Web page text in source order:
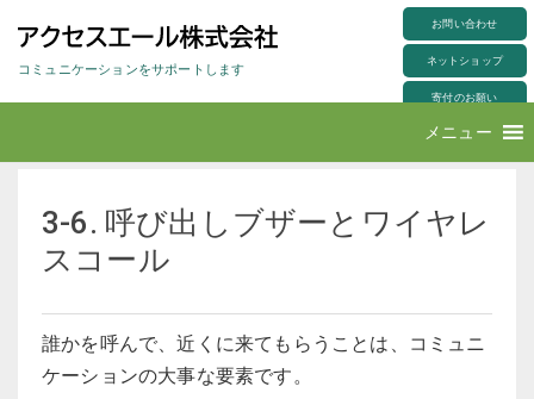
a
o
コミュニケーションをサポートします
お問い合わせ
ネットショップ
寄付のお願い
メニュー
3-6. 呼び出しブザーとワイヤレスコール
3-6. 呼び出しブザーとワイヤレ
スコール
誰かを呼んで、近くに来てもらうことは、コミュニ
ケーションの大事な要素です。